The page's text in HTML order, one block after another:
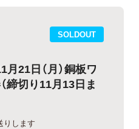
SOLDOUT
月21日（月）銅板ワ
締切り11月13日ま
りします